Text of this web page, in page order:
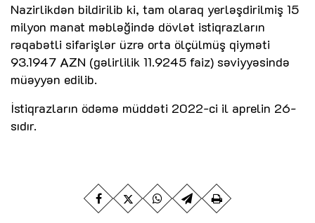
Nazirlikdən bildirilib ki, tam olaraq yerləşdirilmiş 15
milyon manat məbləğində dövlət istiqrazların
rəqabətli sifarişlər üzrə orta ölçülmüş qiyməti
93.1947 AZN (gəlirlilik 11.9245 faiz) səviyyəsində
müəyyən edilib.
İstiqrazların ödəmə müddəti 2022-ci il aprelin 26-
sıdır.